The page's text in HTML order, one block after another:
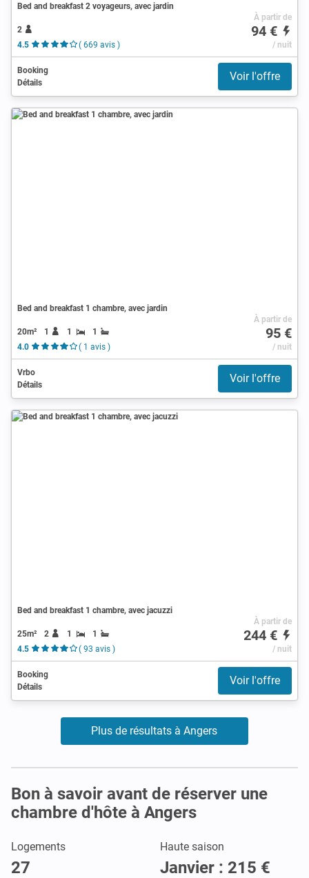
Bed and breakfast 2 voyageurs, avec jardin
2
4.5
( 669 avis )
À partir de
94 €
/ nuit
Booking
Détails
Voir l'offre
Bed and breakfast 1 chambre, avec jardin
20m² 1 1
1
4.0
( 1 avis )
À partir de
95 €
/ nuit
Vrbo
Détails
Voir l'offre
Bed and breakfast 1 chambre, avec jacuzzi
25m² 2 1
1
4.5
( 93 avis )
À partir de
244 €
/ nuit
Booking
Détails
Voir l'offre
Plus de résultats à Angers
Bon à savoir avant de réserver une
chambre d'hôte à Angers
Logements
27
Haute saison
Janvier : 215 €